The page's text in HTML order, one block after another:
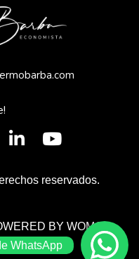
reservados.
BY WOMGP
WhatsApp